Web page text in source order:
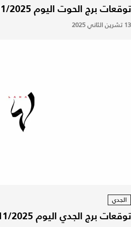
توقعات برج الحوت اليوم 13/11/2025
13 تشرين الثاني 2025
الجدي
توقعات برج الجدي اليوم 13/11/2025